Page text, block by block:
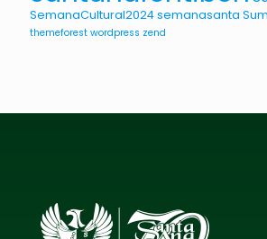
SemanaCultural2024semanasanta
themeforest wordpress zend